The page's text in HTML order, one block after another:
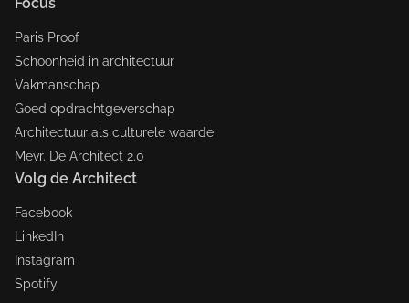
Paris Proof
Schoonheid in architectuur
Vakmanschap
Goed opdrachtgeverschap
Architectuur als culturele waarde
Mevr. De Architect 2.0
Volg de Architect
Facebook
LinkedIn
Instagram
Spotify